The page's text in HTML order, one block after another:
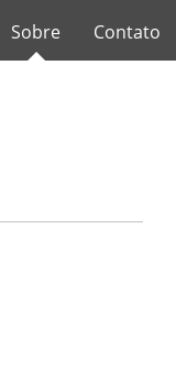
Sobre Contato